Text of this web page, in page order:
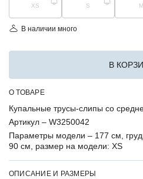
XS S M
В наличии много
В
О ТОВАРЕ
Купальные трусы-слипы со
Артикул – W3250042
Параметры модели – 177 см,
90 см, размер на модели: XS
ОПИСАНИЕ И РАЗМЕРЫ